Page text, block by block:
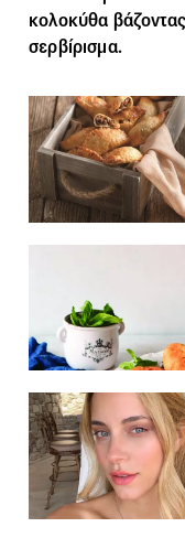
κολοκύθα
σερβίρισμα.